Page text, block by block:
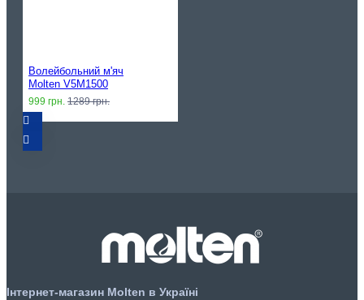
Волейбольний м'яч
Molten V5M1500
999 грн. 1289 грн.
Інтернет-магазин Molten в Україні